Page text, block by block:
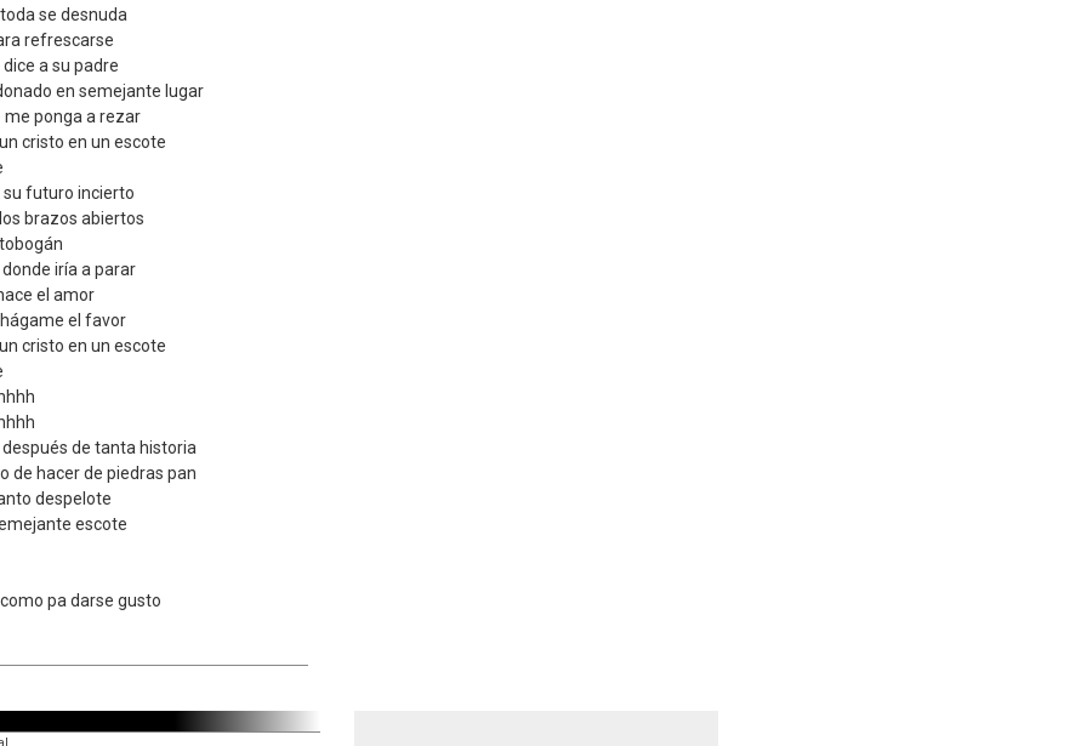
se desnuda
refrescarse
a su padre
en semejante lugar
me ponga a rezar
cristo en un escote
su futuro incierto
brazos abiertos
iría a parar
el amor
el favor
cristo en un escote
de tanta historia
de hacer de piedras pan
despelote
escote
pa darse gusto